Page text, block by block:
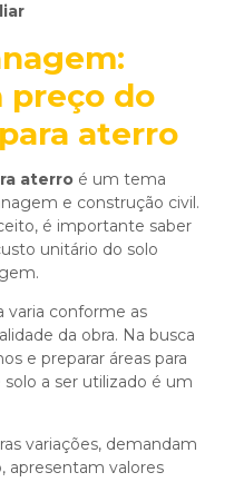
preço do
aterro
aterro é um tema
e construção civil.
é importante saber
unitário do solo
varia conforme as
da obra. Na busca
e preparar áreas para
a ser utilizado é um
variações, demandam
apresentam valores